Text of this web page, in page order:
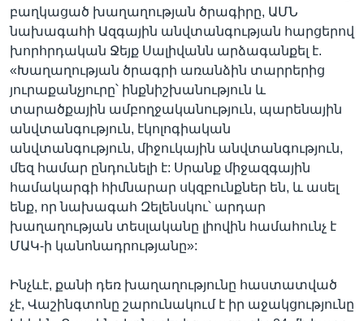
բաղկացած խաղաղության ծրագիրը, ԱՄՆ
նախագահի Ազգային անվտանգության հարցերով
խորհրդական Ջեյք Սալիվանն արձագանքել է.
«Խաղաղության ծրագրի առանձին տարրերից
յուրաքանչյուրը՝ ինքնիշխանություն և
տարածքային ամբողջականություն, պարենային
անվտանգություն, էկոլոգիական
անվտանգություն, միջուկային անվտանգություն,
մեզ համար ընդունելի է: Սրանք միջազգային
համակարգի հիմնարար սկզբունքներ են, և ասել
ենք, որ նախագահ Զելենսկու՝ արդար
խաղաղության տեսլականը լիովին համահունչ է
ՄԱԿ-ի կանոնադրությանը»:
Ինչևէ, քանի դեռ խաղաղությունը հաստատված
չէ, Վաշինգտոնը շարունակում է իր աջակցությունը